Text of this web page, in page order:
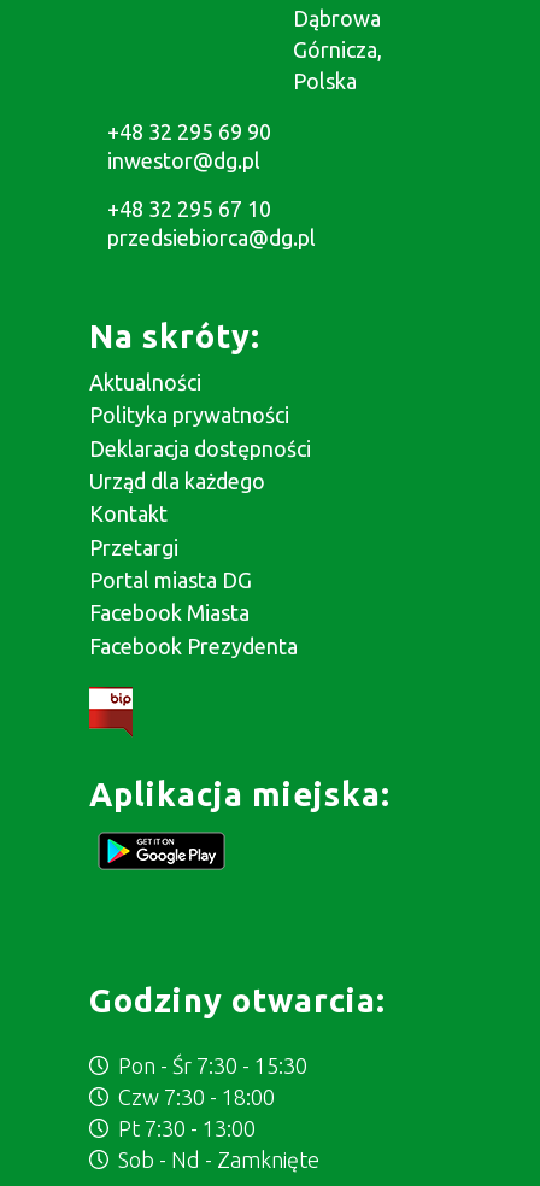
Dąbrowa
Górnicza,
Polska
+48 32 295 69 90
inwestor@dg.pl
+48 32 295 67 10
przedsiebiorca@dg.pl
Na skróty:
Aktualności
Polityka prywatności
Deklaracja dostępności
Urząd dla każdego
Kontakt
Przetargi
Portal miasta DG
Facebook Miasta
Facebook Prezydenta
Aplikacja miejska:
Godziny otwarcia:
Pon - Śr 7:30 - 15:30
Czw 7:30 - 18:00
Pt 7:30 - 13:00
Sob - Nd - Zamknięte